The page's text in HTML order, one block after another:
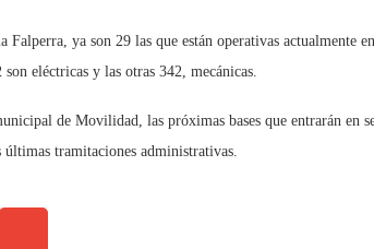
Falperra, ya son 29 las que están operativas
eléctricas y las otras 342, mecánicas.
de Movilidad, las próximas bases que entrarán
tramitaciones administrativas.